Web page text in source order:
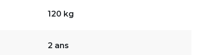
120 kg
2 ans